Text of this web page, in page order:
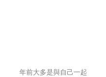
年前大多是與自己一起